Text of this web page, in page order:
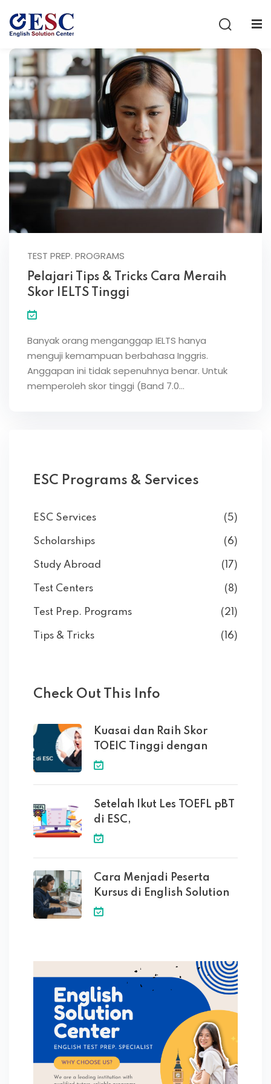
TEST PREP. PROGRAMS
Pelajari Tips & Tricks Cara Meraih
Skor IELTS Tinggi
Banyak orang menganggap IELTS hanya
menguji kemampuan berbahasa Inggris.
Anggapan ini tidak sepenuhnya benar. Untuk
memperoleh skor tinggi (Band 7.0…
ESC Programs & Services
ESC Services (5)
Scholarships (6)
Study Abroad (17)
Test Centers (8)
Test Prep. Programs (21)
Tips & Tricks (16)
Check Out This Info
Kuasai dan Raih Skor
TOEIC Tinggi dengan
Setelah Ikut Les TOEFL pBT
di ESC,
Cara Menjadi Peserta
Kursus di English Solution
Sign in
Don’t have an account?Sign up
Remember me Lost your password?